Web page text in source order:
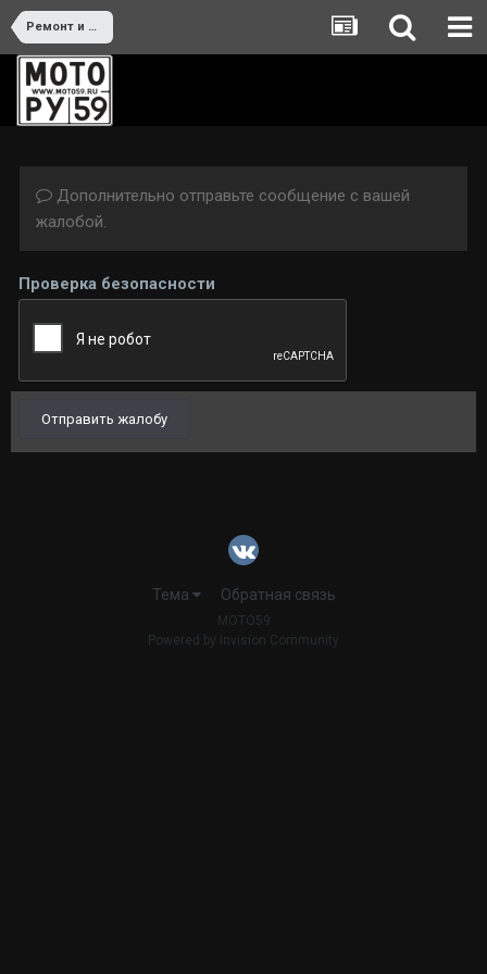
Ремонт и тюнинг
Дополнительно отправьте сообщение с вашей
жалобой.
Проверка безопасности
Отправить жалобу
Тема Обратная связь
MOTO59
Powered by Invision Community